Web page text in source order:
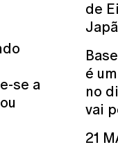
se a
de
é
no
vai
21